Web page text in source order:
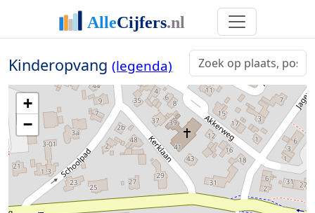
Kinderopvang (legenda)
+
−